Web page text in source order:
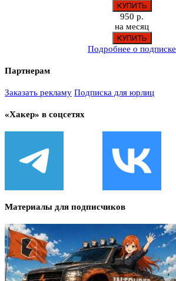
950 р.
на месяц
Подробнее о подписке
Партнерам
Заказать рекламу Подписка для юрлиц
«Хакер» в соцсетях
Материалы для подписчиков